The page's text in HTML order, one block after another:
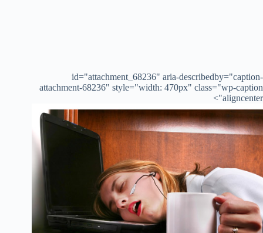
id="attachment_68236" aria-describedby="caption-
attachment-68236" style="width: 470px" class="wp-caption
aligncenter">